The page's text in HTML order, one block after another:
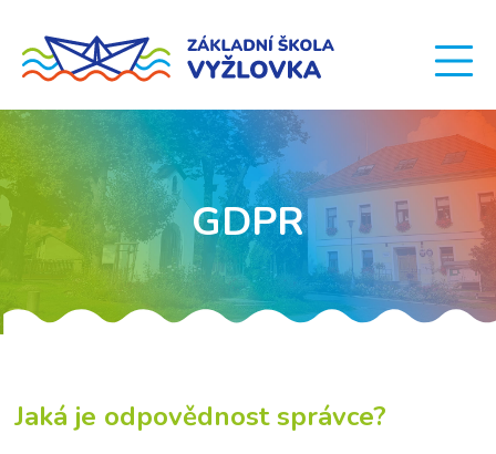
GDPR
Jaká je odpovědnost správce?